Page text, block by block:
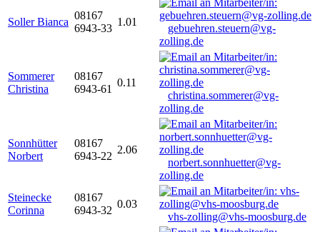
Soller Bianca
08167
6943-33
1.01
gebuehren.steuern@vg-
zolling.de
Sommerer
Christina
08167
6943-61
0.11
christina.sommerer@vg-
zolling.de
Sonnhütter
Norbert
08167
6943-22
2.06
norbert.sonnhuetter@vg-
zolling.de
Steinecke
Corinna
08167
6943-32
0.03
vhs-zolling@vhs-moosburg.de